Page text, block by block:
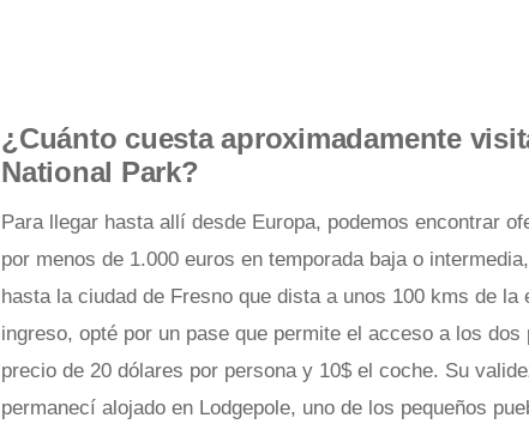
¿Cuánto cuesta aproximadamente
National Park?
Para llegar hasta allí desde Europa, podemos encontrar
por menos de 1.000 euros en temporada baja o
hasta la ciudad de Fresno que dista a unos 100 kms de la
ingreso, opté por un pase que permite el acceso a los
precio de 20 dólares por persona y 10$ el coche. Su
permanecí alojado en Lodgepole, uno de los pequeños